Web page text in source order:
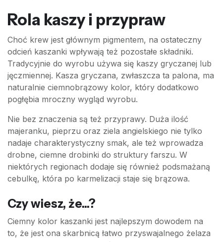
Rola kaszy i przypraw
Choć krew jest głównym pigmentem, na ostateczny
odcień kaszanki wpływają też pozostałe składniki.
Tradycyjnie do wyrobu używa się kaszy gryczanej lub
jęczmiennej. Kasza gryczana, zwłaszcza ta palona, ma
naturalnie ciemnobrązowy kolor, który dodatkowo
pogłębia mroczny wygląd wyrobu.
Nie bez znaczenia są też przyprawy. Duża ilość
majeranku, pieprzu oraz ziela angielskiego nie tylko
nadaje charakterystyczny smak, ale też wprowadza
drobne, ciemne drobinki do struktury farszu. W
niektórych regionach dodaje się również podsmażaną
cebulkę, która po karmelizacji staje się brązowa.
Czy wiesz, że...?
Ciemny kolor kaszanki jest najlepszym dowodem na
to, że jest ona skarbnicą łatwo przyswajalnego żelaza